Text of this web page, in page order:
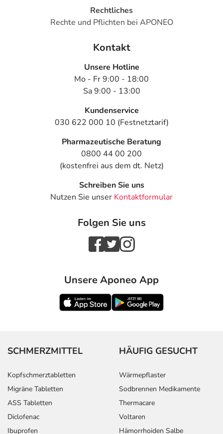
Rechtliches
Rechte und Pflichten bei APONEO
Kontakt
Unsere Hotline
Mo - Fr 9:00 - 18:00
Sa 9:00 - 13:00
Kundenservice
030 622 000 10 (Festnetztarif)
Pharmazeutische Beratung
0800 44 00 200
(kostenfrei aus dem dt. Netz)
Schreiben Sie uns
Nutzen Sie unser Kontaktformular
Folgen Sie uns
Unsere Aponeo App
SCHMERZMITTEL
Kopfschmerztabletten
Migräne Tabletten
ASS Tabletten
Diclofenac
Ibuprofen
HÄUFIG GESUCHT
Wärmepflaster
Sodbrennen Medikamente
Thermacare
Voltaren
Hämorrhoiden Salbe